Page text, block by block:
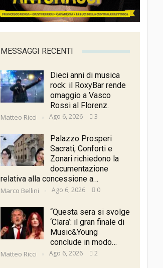
MESSAGGI RECENTI
Dieci anni di musica
rock: il RoxyBar rende
omaggio a Vasco
Rossi al Florenz.
Matteo Ricci Ago 6, 2026 3
Palazzo Prosperi
Sacrati, Conforti e
Zonari richiedono la
documentazione
relativa alla concessione a…
Marco Bellini Ago 6, 2026 0
“Questa sera si svolge
‘Clara’: il gran finale di
Music&Young
conclude in modo…
Matteo Ricci Ago 6, 2026 2